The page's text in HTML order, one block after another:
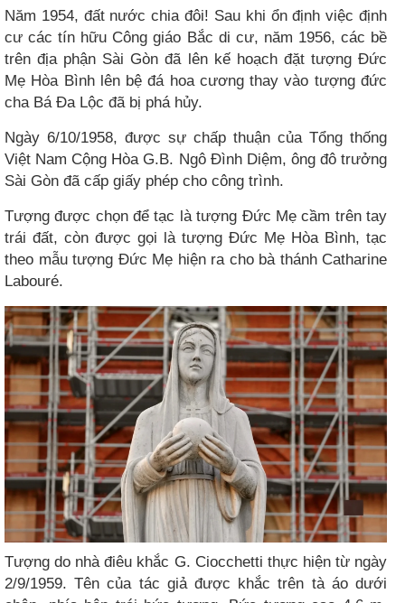
Năm 1954, đất nước chia đôi! Sau khi ổn định việc định
cư các tín hữu Công giáo Bắc di cư, năm 1956, các bề
trên địa phận Sài Gòn đã lên kế hoạch đặt tượng Đức
Mẹ Hòa Bình lên bệ đá hoa cương thay vào tượng đức
cha Bá Đa Lộc đã bị phá hủy.
Ngày 6/10/1958, được sự chấp thuận của Tổng thống
Việt Nam Cộng Hòa G.B. Ngô Đình Diệm, ông đô trưởng
Sài Gòn đã cấp giấy phép cho công trình.
Tượng được chọn để tạc là tượng Đức Mẹ cầm trên tay
trái đất, còn được gọi là tượng Đức Mẹ Hòa Bình, tạc
theo mẫu tượng Đức Mẹ hiện ra cho bà thánh Catharine
Labouré.
Tượng do nhà điêu khắc G. Ciocchetti thực hiện từ ngày
2/9/1959. Tên của tác giả được khắc trên tà áo dưới